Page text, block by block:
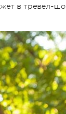
в тревел-